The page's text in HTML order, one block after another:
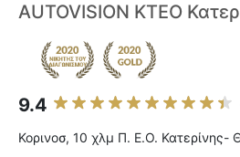
AUTOVISION KTEO
9.4
Κορινοσ, 10 χλμ Π. Ε.Ο. Κατερίνης-